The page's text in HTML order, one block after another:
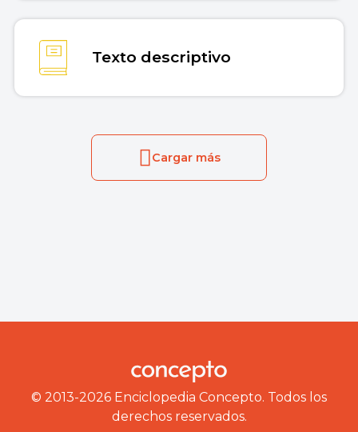
Texto descriptivo
Cargar más
© 2013-2026 Enciclopedia Concepto. Todos los
derechos reservados.